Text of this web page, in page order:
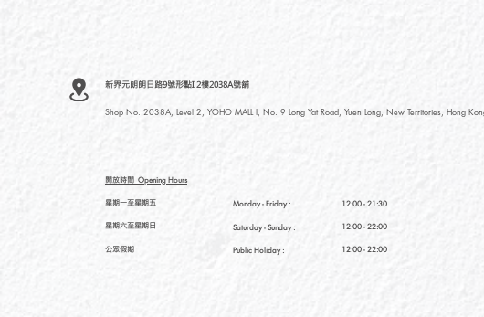
新界元朗朗日路9號形點I 2樓2038A號舖
Shop No. 2038A, Level 2, YOHO MALL I, No. 9 Long Yat Road, Yuen Long, New Territories, Hong
開放時間 Opening Hours
星期一至星期五
星期六至星期日
公眾假期
Monday - Friday :
Saturday- Sunday :
Public Holiday :
12:00 - 21:30
12:00 - 22:00
12:00 - 22:00